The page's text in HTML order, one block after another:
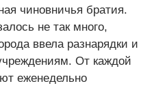
чиновничья братия.
не так много,
ввела разнарядки и
От каждой
еженедельно